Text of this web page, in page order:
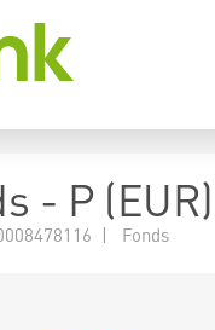
- P (EUR)
| Fonds